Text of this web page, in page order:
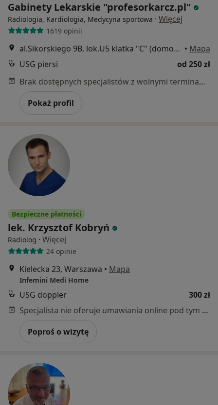
Gabinety Lekarskie "profesorkarcz.pl"
Radiologia, Kardiologia, Medycyna sportowa · Więcej
1619 opinii
al.Sikorskiego 9B, lok.U5 klatka "C" (domofon 9305 i klawisz dzwonka), Warszawa • Mapa
USG piersi
od 250 zł
Brak dostępnych specjalistów z wolnymi terminami w tym centrum medycznym.
Pokaż profil
Bezpieczne płatności
lek. Krzysztof Kobryń
Radiolog · Więcej
24 opinie
Kielecka 23, Warszawa • Mapa
Infemini Medi Home
USG doppler
300 zł
Specjalista nie oferuje umawiania online pod tym adresem.
Poproś o wizytę